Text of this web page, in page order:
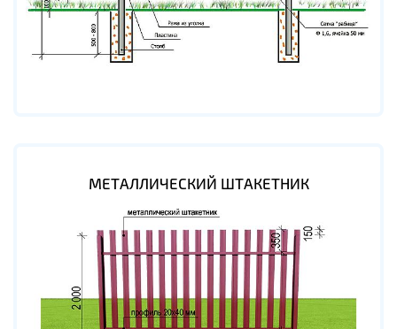
МЕТАЛЛИЧЕСКИЙ ШТАКЕТНИК